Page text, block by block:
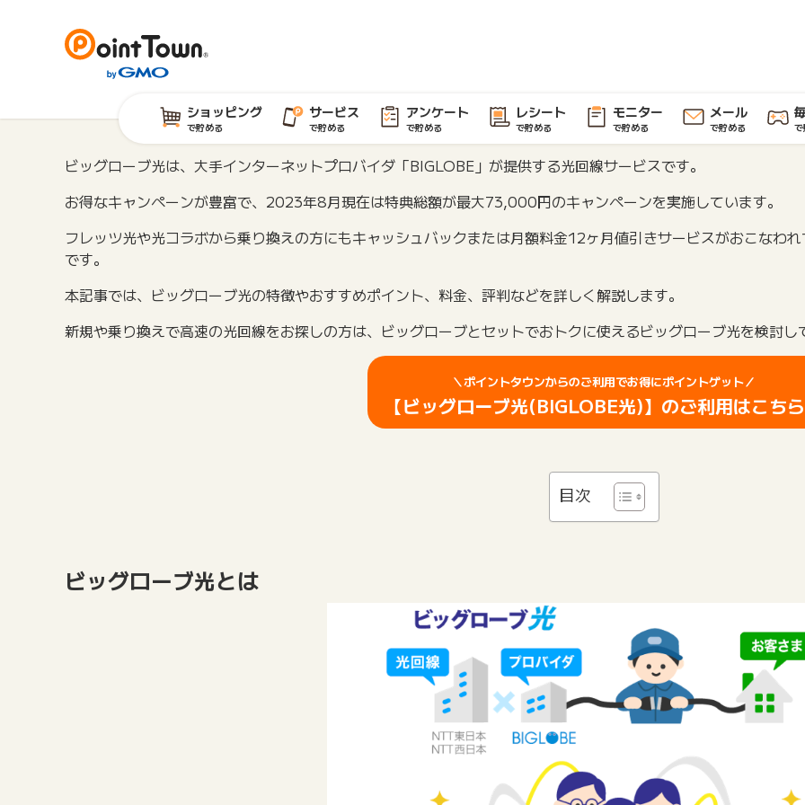
ショッピング
で貯める
サービス
で貯める
アンケート
で貯める
レシート
で貯める
モニター
で貯める
メール
で貯める
ビッグローブ光は、大手インターネットプロバイダ「BIGLOBE」が提供する光回線サービスです。
お得なキャンペーンが豊富で、2023年8月現在は特典総額が最大73,000円のキャンペーンを実施しています。
フレッツ光や光コラボから乗り換えの方にもキャッシュバックまたは月額料金12ヶ月値引きサービスがおこなわ
です。
本記事では、ビッグローブ光の特徴やおすすめポイント、料金、評判などを詳しく解説します。
新規や乗り換えで高速の光回線をお探しの方は、ビッグローブとセットでおトクに使えるビッグローブ光を検討
＼ポイントタウンからのご利用でお得にポイントゲット／
【ビッグローブ光(BIGLOBE光)】のご利用はこち
目次
ビッグローブ光とは